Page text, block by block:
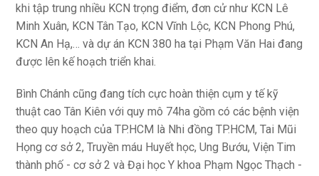
khi tập trung nhiều KCN trọng điểm, đơn cử như KCN Lê
Minh Xuân, KCN Tân Tạo, KCN Vĩnh Lộc, KCN Phong Phú,
KCN An Hạ,… và dự án KCN 380 ha tại Phạm Văn Hai đang
được lên kế hoạch triển khai.
Bình Chánh cũng đang tích cực hoàn thiện cụm y tế kỹ
thuật cao Tân Kiên với quy mô 74ha gồm có các bệnh viện
theo quy hoạch của TP.HCM là Nhi đồng TP.HCM, Tai Mũi
Họng cơ sở 2, Truyền máu Huyết học, Ung Bướu, Viện Tim
thành phố - cơ sở 2 và Đại học Y khoa Phạm Ngọc Thạch -